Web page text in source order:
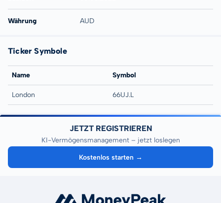
Währung AUD
Ticker Symbole
Name Symbol
London 66UJ.L
JETZT REGISTRIEREN
KI-Vermögensmanagement – jetzt loslegen
Kostenlos starten →